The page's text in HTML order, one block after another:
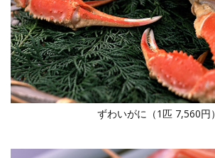
ずわいがに（1匹 7,560円）